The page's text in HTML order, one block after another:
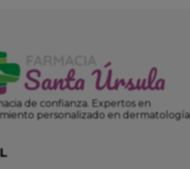
de confianza. Expertos en
personalizado en dermatología